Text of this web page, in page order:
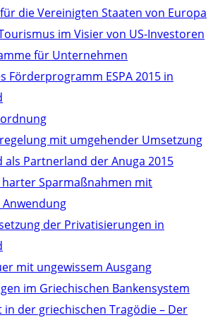
die Vereinigten Staaten von Europa
im Visier von US-Investoren
für Unternehmen
Förderprogramm ESPA 2015 in
mit umgehender Umsetzung
als Partnerland der Anuga 2015
Sparmaßnahmen mit
der Privatisierungen in
mit ungewissem Ausgang
im Griechischen Bankensystem
in der griechischen Tragödie – Der